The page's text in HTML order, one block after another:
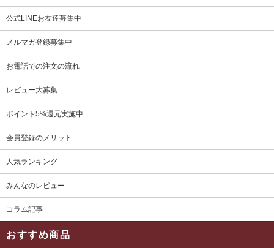
公式LINEお友達募集中
メルマガ登録募集中
お電話での注文の流れ
レビュー大募集
ポイント5%還元実施中
会員登録のメリット
人気ランキング
みんなのレビュー
コラム記事
おすすめ商品